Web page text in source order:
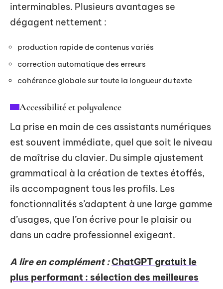
interminables. Plusieurs avantages se
dégagent nettement :
production rapide de contenus variés
correction automatique des erreurs
cohérence globale sur toute la longueur du texte
Accessibilité et polyvalence
La prise en main de ces assistants numériques
est souvent immédiate, quel que soit le niveau
de maîtrise du clavier. Du simple ajustement
grammatical à la création de textes étoffés,
ils accompagnent tous les profils. Les
fonctionnalités s’adaptent à une large gamme
d’usages, que l’on écrive pour le plaisir ou
dans un cadre professionnel exigeant.
A lire en complément :ChatGPT gratuit le
plus performant : sélection des meilleures